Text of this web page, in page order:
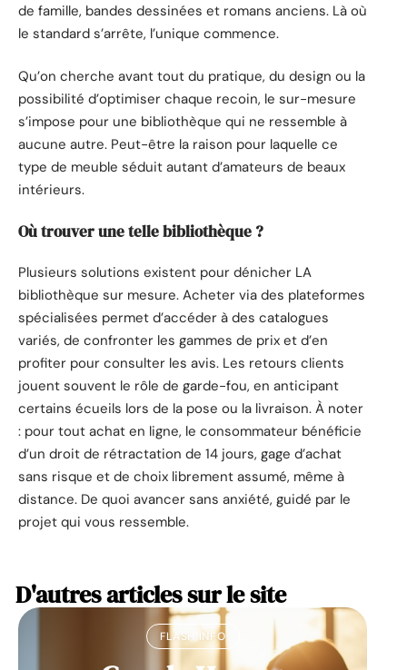
de famille, bandes dessinées et romans anciens. Là où
le standard s’arrête, l’unique commence.
Qu’on cherche avant tout du pratique, du design ou la
possibilité d’optimiser chaque recoin, le sur-mesure
s’impose pour une bibliothèque qui ne ressemble à
aucune autre. Peut-être la raison pour laquelle ce
type de meuble séduit autant d’amateurs de beaux
intérieurs.
Où trouver une telle bibliothèque ?
Plusieurs solutions existent pour dénicher LA
bibliothèque sur mesure. Acheter via des plateformes
spécialisées permet d’accéder à des catalogues
variés, de confronter les gammes de prix et d’en
profiter pour consulter les avis. Les retours clients
jouent souvent le rôle de garde-fou, en anticipant
certains écueils lors de la pose ou la livraison. À noter
: pour tout achat en ligne, le consommateur bénéficie
d’un droit de rétractation de 14 jours, gage d’achat
sans risque et de choix librement assumé, même à
distance. De quoi avancer sans anxiété, guidé par le
projet qui vous ressemble.
D'autres articles sur le site
FLASH INFO